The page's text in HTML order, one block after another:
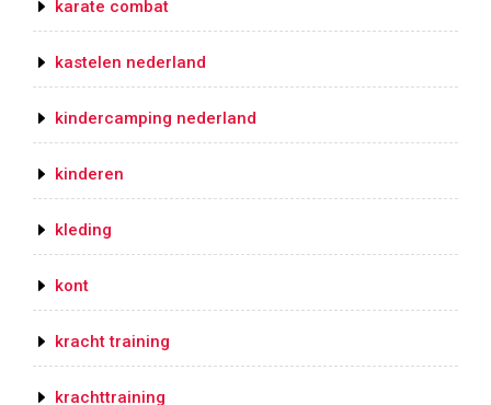
karate combat
kastelen nederland
kindercamping nederland
kinderen
kleding
kont
kracht training
krachttraining